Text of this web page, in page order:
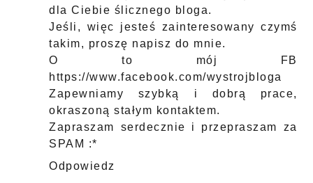
dla Ciebie ślicznego bloga.
Jeśli, więc jesteś zainteresowany czymś
takim, proszę napisz do mnie.
O to mój FB
https://www.facebook.com/wystrojbloga
Zapewniamy szybką i dobrą prace,
okraszoną stałym kontaktem.
Zapraszam serdecznie i przepraszam za
SPAM :*
Odpowiedz